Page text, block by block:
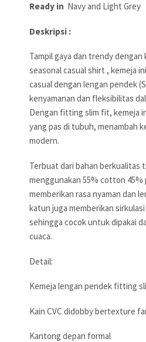
Ready in Navy and Light Grey
Deskripsi :
Tampil gaya dan trendy
seasonal casual shirt , kemeja
casual dengan lengan pendek
kenyamanan dan fleksibilitas
Dengan fitting slim fit, kemeja
yang pas di tubuh, menambah
modern.
Terbuat dari bahan berkualitas
menggunakan 55% cotton 45%
memberikan rasa nyaman dan
katun juga memberikan
sehingga cocok untuk dipakai
cuaca.
Detail:
Kemeja lengan pendek fitting
Kain CVC didobby bertexture
Kantong depan formal